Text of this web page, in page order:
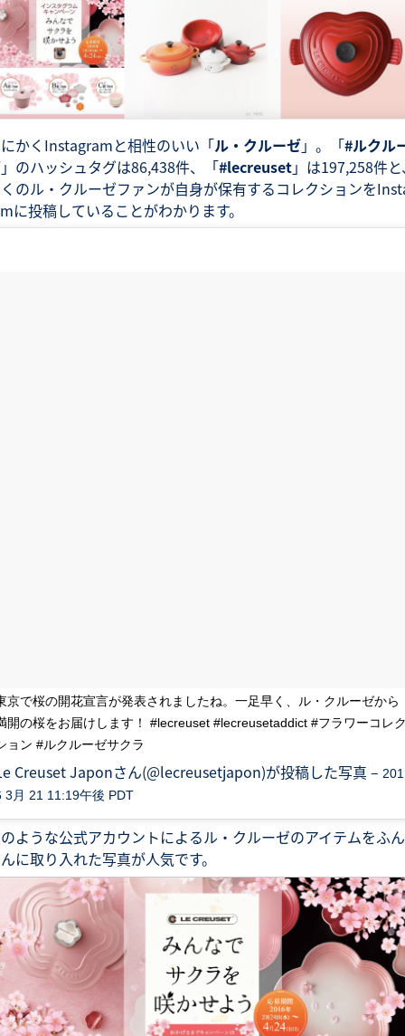
かくInstagramと相性のいい「ル・クルーゼ」。「#ルクル
」のハッシュタグは86,438件、「#lecreuset」は197,258件
のル・クルーゼファンが自身が保有するコレクションを
に投稿していることがわかります。
京で桜の開花宣言が発表されましたね。一足早く、ル・クルーゼから
開の桜をお届けします！ #lecreuset #lecreusetaddict #フラワーコレ
ョン #ルクルーゼサクラ
Creuset Japonさん(@lecreusetjapon)が投稿した写真 – 201
3月 21 11:19午後 PDT
ような公式アカウントによるル・クルーゼのアイテムをふん
に取り入れた写真が人気です。